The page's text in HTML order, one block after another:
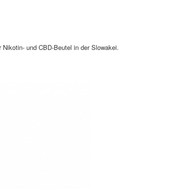
und CBD-Beutel in der Slowakei.